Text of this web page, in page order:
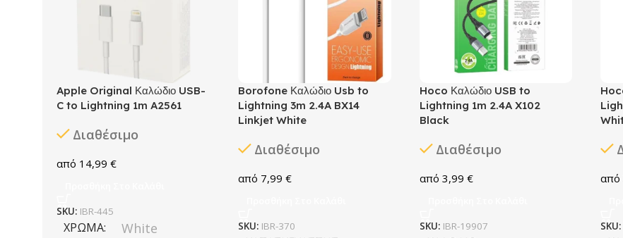
Apple Original Καλώδιο USB-
C to Lightning 1m A2561
Διαθέσιμο
14,99 €
SKU: IBR-445
ΧΡΏΜΑ White
Borofone Καλώδιο Usb to
Lightning 3m 2.4A BX14
Linkjet White
Διαθέσιμο
7,99 €
SKU: IBR-370
Hoco Καλώδιο USB to
Lightning 1m 2.4A X102
Black
Διαθέσιμο
3,99 €
SKU: IBR-19907 SKU: